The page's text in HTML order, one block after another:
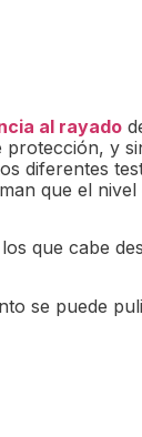
al rayado
y
diferentes
que el nivel
que cabe
se puede